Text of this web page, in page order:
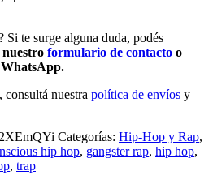
Si te surge alguna duda, podés
nuestro formulario de contacto o
consultá nuestra política de envíos y
Categorías: Hip-Hop y Rap,
hip hop, gangster rap, hip hop,
, trap